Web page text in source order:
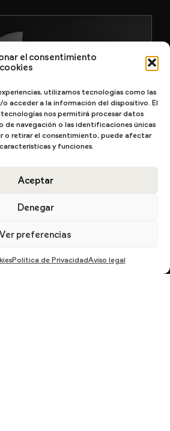
el consentimiento
utilizamos tecnologías como las
o acceder a la información del dispositivo. El
nos permitirá procesar datos
navegación o las identificaciones únicas
o retirar el consentimiento, puede afectar
y funciones.
Aceptar
Denegar
Ver preferencias
Política de PrivacidadAviso legal